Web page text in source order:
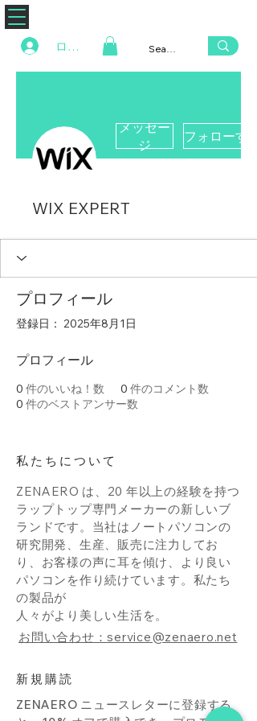
ログイン
メッセー
ジ
フォローする
WIX EXPERT
プロフィール
登録日： 2025年8月1日
プロフィール
0 件のいいね！数 0 件のコメント数
0 件のベストアンサー数
私たちについて
ZENAERO は、20 年以上の経験を持つ
ラップトップ専門メーカーの新しいブ
ランドです。当社はノートパソコンの
研究開発、生産、販売に注力してお
り、お客様の声に耳を傾け、より良い
パソコンを作り続けています。私たち
の製品が
人々がより美しい生活を。
お問い合わせ：service@zenaero.net
新規購読
ZENAERO ニュースレターに登録する